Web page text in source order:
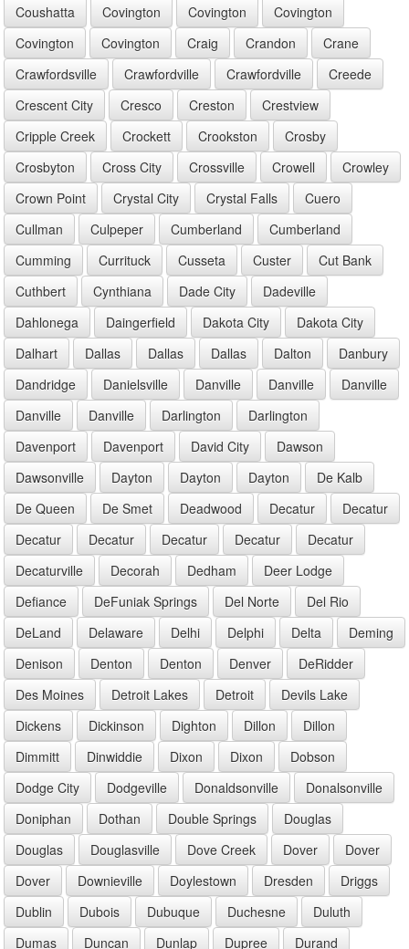
Coushatta
Covington Covington
Covington
Covington
Covington Craig Crandon
Crane
Crawfordsville
Crawfordville Crawfordville
Creede
Crescent City
Cresco Creston
Crestview
Cripple Creek
Crockett Crookston
Crosby
Crosbyton
Cross City Crossville Crowell
Crowley
Crown Point
Crystal City Crystal Falls
Cuero
Cullman
Culpeper Cumberland
Cumberland
Cumming
Currituck Cusseta Custer
Cut Bank
Cuthbert
Cynthiana Dade City
Dadeville
Dahlonega
Daingerfield Dakota City
Dakota City
Dalhart
Dallas Dallas Dallas Dalton
Danbury
Dandridge
Danielsville Danville Danville
Danville
Danville
Danville Darlington
Darlington
Davenport
Davenport David City
Dawson
Dawsonville
Dayton Dayton Dayton
De Kalb
De Queen
De Smet Deadwood Decatur
Decatur
Decatur
Decatur Decatur Decatur
Decatur
Decaturville
Decorah Dedham
Deer Lodge
Defiance
DeFuniak Springs Del Norte
Del Rio
DeLand
Delaware Delhi Delphi Delta
Deming
Denison
Denton Denton Denver
DeRidder
Des Moines
Detroit Lakes Detroit
Devils Lake
Dickens
Dickinson Dighton Dillon
Dillon
Dimmitt
Dinwiddie Dixon Dixon
Dobson
Dodge City
Dodgeville Donaldsonville
Donalsonville
Doniphan
Dothan Double Springs
Douglas
Douglas
Douglasville Dove Creek Dover
Dover
Dover
Downieville Doylestown Dresden
Driggs
Dublin
Dubois Dubuque Duchesne
Duluth
Dumas
Duncan Dunlap Dupree
Durand